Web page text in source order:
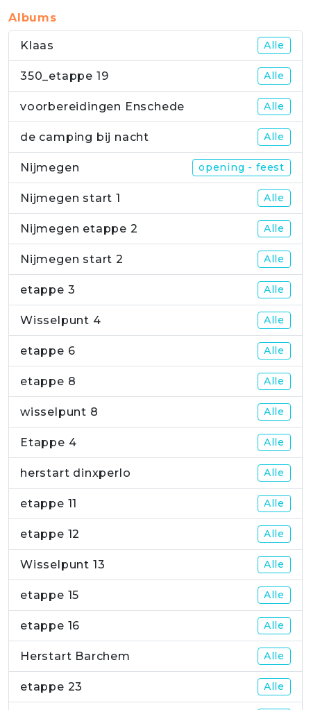
Albums
Klaas Alle
350_etappe 19 Alle
voorbereidingen Enschede Alle
de camping bij nacht Alle
Nijmegen opening - feest
Nijmegen start 1 Alle
Nijmegen etappe 2 Alle
Nijmegen start 2 Alle
etappe 3 Alle
Wisselpunt 4 Alle
etappe 6 Alle
etappe 8 Alle
wisselpunt 8 Alle
Etappe 4 Alle
herstart dinxperlo Alle
etappe 11 Alle
etappe 12 Alle
Wisselpunt 13 Alle
etappe 15 Alle
etappe 16 Alle
Herstart Barchem Alle
etappe 23 Alle